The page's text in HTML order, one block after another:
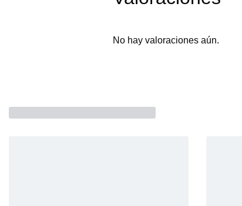
No hay valoraciones aún.